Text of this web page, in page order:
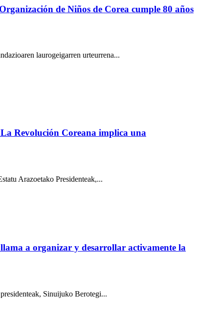
de Niños de Corea cumple 80 años
laurogeigarren urteurrena...
Revolución Coreana implica una
Arazoetako Presidenteak,...
a organizar y desarrollar activamente la
Sinuijuko Berotegi...